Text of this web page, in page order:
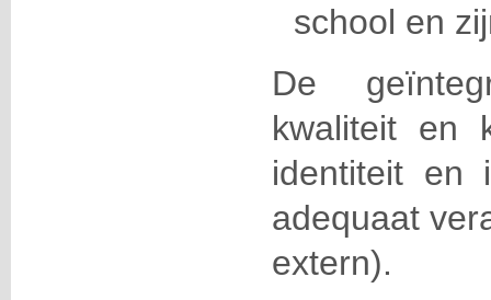
school en
De
kwaliteit en
identiteit en
adequaat
extern).